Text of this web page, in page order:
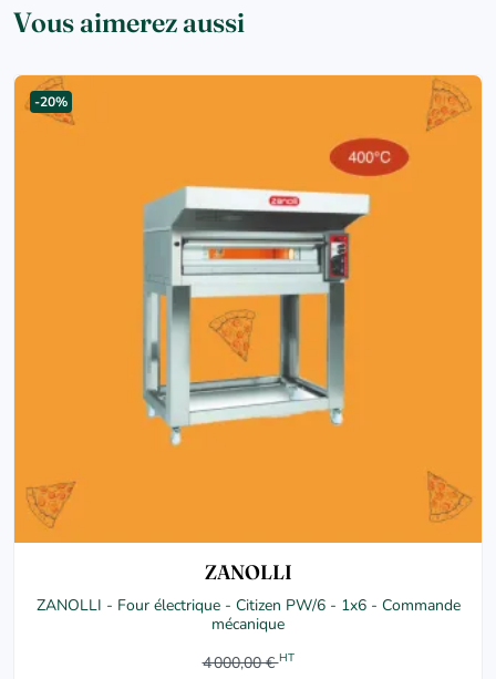
Vous aimerez aussi
-20%
ZANOLLI
ZANOLLI - Four électrique - Citizen PW/6 - 1x6 - Commande
mécanique
4 000,00 €HT